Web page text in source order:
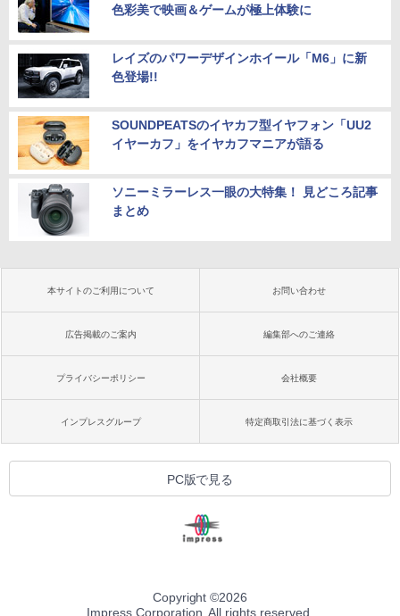
色彩美で映画＆ゲームが極上体験に
レイズのパワーデザインホイール「M6」に新
色登場!!
SOUNDPEATSのイヤカフ型イヤフォン「UU2
イヤーカフ」をイヤカフマニアが語る
ソニーミラーレス一眼の大特集！ 見どころ記事
まとめ
本サイトのご利用について お問い合わせ
広告掲載のご案内 編集部へのご連絡
プライバシーポリシー 会社概要
インプレスグループ 特定商取引法に基づく表示
PC版で見る
Copyright ©2026
Impress Corporation. All rights reserved.